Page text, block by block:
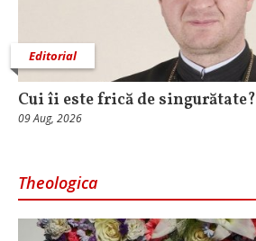
Editorial
Cui îi este frică de singurătate?
09 Aug, 2026
Theologica